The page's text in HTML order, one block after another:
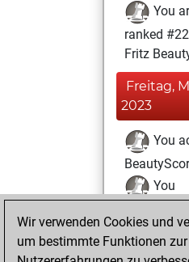
You
ranked
Fritz
Freitag,
2023
You
You
of 1603
You
Wir verwenden Cookies und
um bestimmte Funktionen